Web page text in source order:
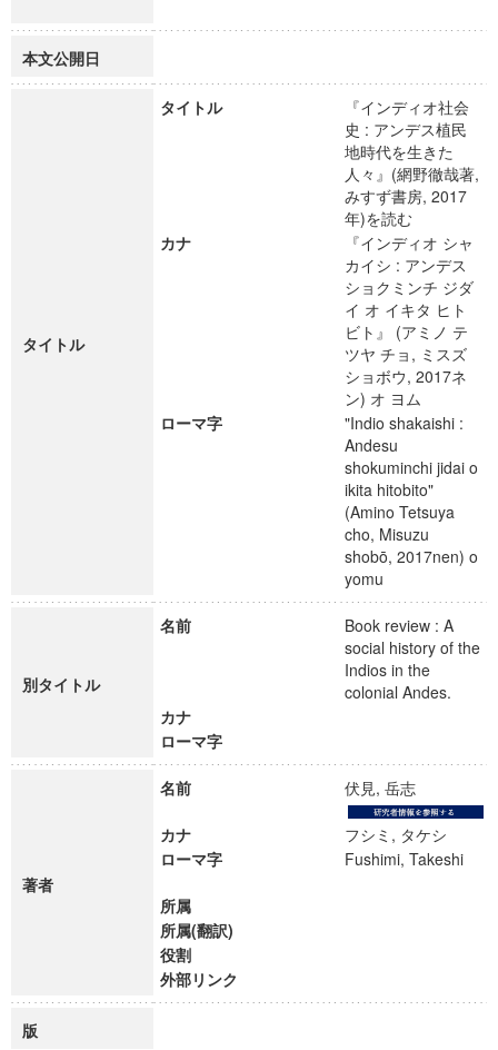
本文公開日
タイトル
タイトル
『インディオ社会
史 : アンデス植民
地時代を生きた
人々』(網野徹哉著,
みすず書房, 2017
年)を読む
カナ
『インディオ シャ
カイシ : アンデス
ショクミンチ ジダ
イ オ イキタ ヒト
ビト』 (アミノ テ
ツヤ チョ, ミスズ
ショボウ, 2017ネ
ン) オ ヨム
ローマ字
"Indio shakaishi :
Andesu
shokuminchi jidai o
ikita hitobito"
(Amino Tetsuya
cho, Misuzu
shobō, 2017nen) o
yomu
別タイトル
名前
Book review : A
social history of the
Indios in the
colonial Andes.
カナ
ローマ字
著者
名前 伏見, 岳志
カナ
フシミ, タケシ
ローマ字
Fushimi, Takeshi
所属
所属(翻訳)
役割
外部リンク
版